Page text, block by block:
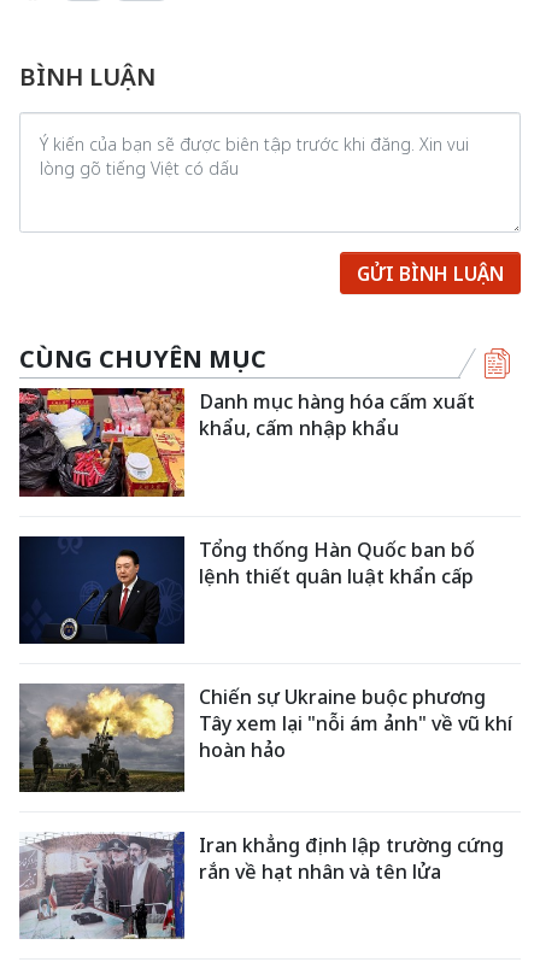
BÌNH LUẬN
GỬI BÌNH LUẬN
CÙNG CHUYÊN MỤC
Danh mục hàng hóa cấm xuất
khẩu, cấm nhập khẩu
Tổng thống Hàn Quốc ban bố
lệnh thiết quân luật khẩn cấp
Chiến sự Ukraine buộc phương
Tây xem lại "nỗi ám ảnh" về vũ khí
hoàn hảo
Iran khẳng định lập trường cứng
rắn về hạt nhân và tên lửa